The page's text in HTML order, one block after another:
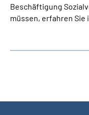
Beschäftigung
müssen, erfahren Sie